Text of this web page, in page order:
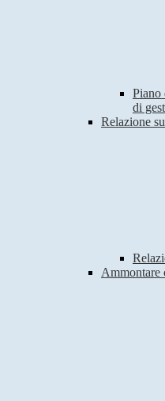
Piano
di
Relazione
Ammontare